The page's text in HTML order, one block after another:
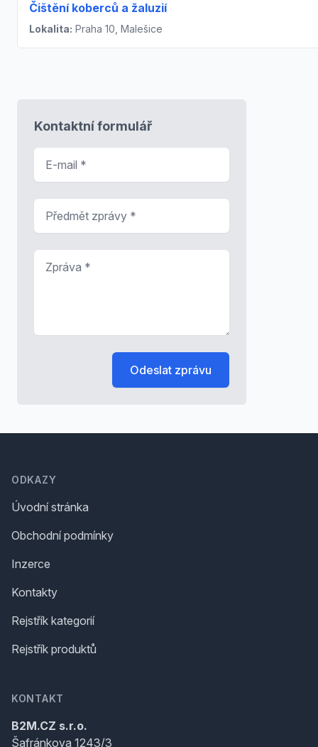
Čištění koberců a žaluzií
Lokalita: Praha 10, Malešice
Kontaktní formulář
Odeslat zprávu
ODKAZY
Úvodní stránka
Obchodní podmínky
Inzerce
Kontakty
Rejstřík kategorií
Rejstřík produktů
KONTAKT
B2M.CZ s.r.o.
Šafránkova 1243/3